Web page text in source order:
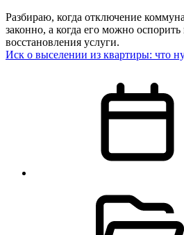
Разбираю, когда отключение
законно, а когда его можно оспорить
восстановления услуги.
Иск о выселении из квартиры: что